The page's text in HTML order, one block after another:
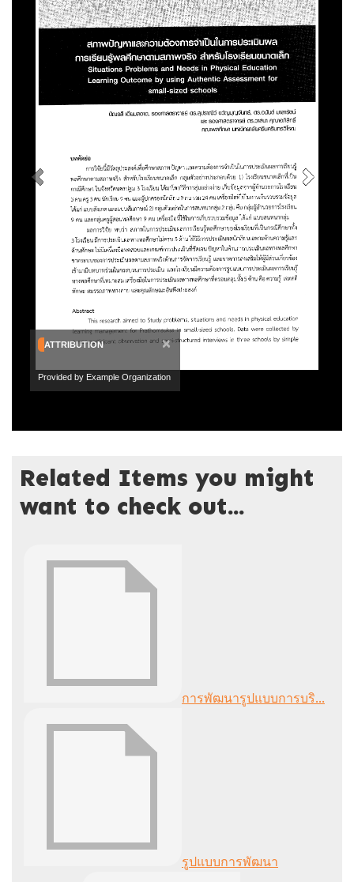
ATTRIBUTION ×
Provided by Example Organization
Related Items you might
want to check out...
การพัฒนารูปแบบการบริ...
รูปแบบการพัฒนา